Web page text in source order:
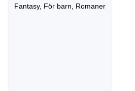
Fantasy, För barn, Romaner